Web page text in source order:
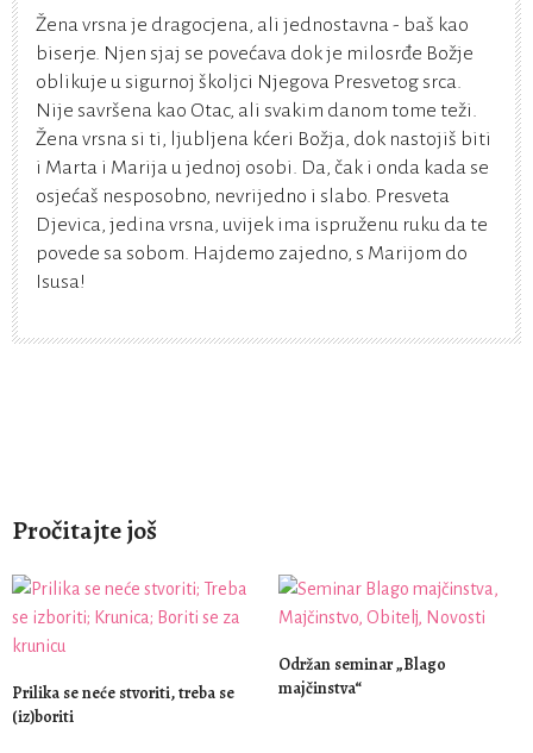
Žena vrsna je dragocjena, ali jednostavna - baš kao
biserje. Njen sjaj se povećava dok je milosrđe Božje
oblikuje u sigurnoj školjci Njegova Presvetog srca.
Nije savršena kao Otac, ali svakim danom tome teži.
Žena vrsna si ti, ljubljena kćeri Božja, dok nastojiš biti
i Marta i Marija u jednoj osobi. Da, čak i onda kada se
osjećaš nesposobno, nevrijedno i slabo. Presveta
Djevica, jedina vrsna, uvijek ima ispruženu ruku da te
povede sa sobom. Hajdemo zajedno, s Marijom do
Isusa!
Pročitajte još
Prilika se neće stvoriti, treba se
(iz)boriti
Održan seminar „Blago
majčinstva“